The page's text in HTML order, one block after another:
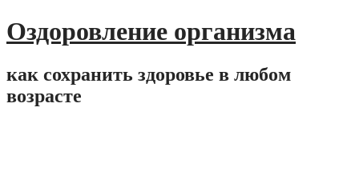
Оздоровление организма
как сохранить здоровье в любом
возрасте